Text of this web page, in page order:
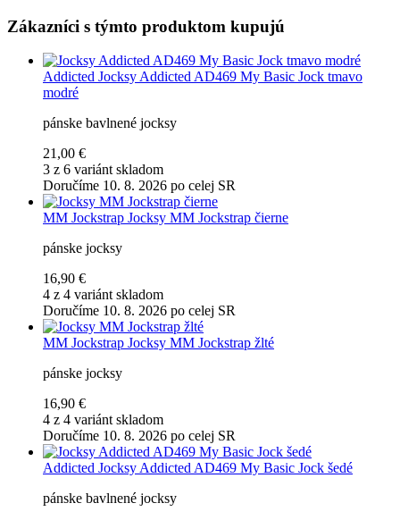
Zákazníci s týmto produktom kupujú
Addicted Jocksy Addicted AD469 My Basic Jock tmavo
modré
pánske bavlnené jocksy
21,00 €
3 z 6 variánt skladom
Doručíme 10. 8. 2026 po celej SR
MM Jockstrap Jocksy MM Jockstrap čierne
pánske jocksy
16,90 €
4 z 4 variánt skladom
Doručíme 10. 8. 2026 po celej SR
MM Jockstrap Jocksy MM Jockstrap žlté
pánske jocksy
16,90 €
4 z 4 variánt skladom
Doručíme 10. 8. 2026 po celej SR
Addicted Jocksy Addicted AD469 My Basic Jock šedé
pánske bavlnené jocksy